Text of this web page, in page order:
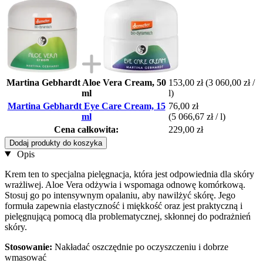
Martina Gebhardt Aloe Vera Cream, 50
ml
153,00 zł (3 060,00 zł /
l)
Martina Gebhardt Eye Care Cream, 15
ml
76,00 zł
(5 066,67 zł / l)
Cena całkowita:
229,00 zł
Dodaj produkty do koszyka
Opis
Krem ten to specjalna pielęgnacja, która jest odpowiednia dla skóry
wrażliwej. Aloe Vera odżywia i wspomaga odnowę komórkową.
Stosuj go po intensywnym opalaniu, aby nawilżyć skórę. Jego
formuła zapewnia elastyczność i miękkość oraz jest praktyczną i
pielęgnującą pomocą dla problematycznej, skłonnej do podrażnień
skóry.
Stosowanie: Nakładać oszczędnie po oczyszczeniu i dobrze
wmasować